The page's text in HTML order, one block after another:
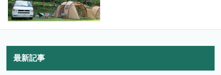
最新記事